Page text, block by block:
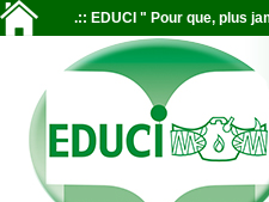
.:: EDUCI " Pour que, plus